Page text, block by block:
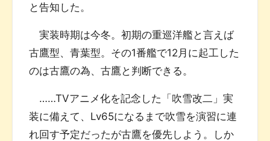
と告知した。
実装時期は今冬。初期の重巡洋艦と言えば
古鷹型、青葉型。その1番艦で12月に起工した
のは古鷹の為、古鷹と判断できる。
……TVアニメ化を記念した「吹雪改二」実
装に備えて、Lv65になるまで吹雪を演習に連
れ回す予定だったが古鷹を優先しよう。しか